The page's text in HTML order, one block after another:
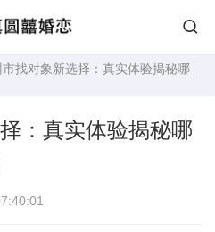
找对象新选择：真实体验揭秘哪
：真实体验揭秘哪